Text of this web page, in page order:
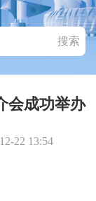
搜索
会成功举办
22 13:54